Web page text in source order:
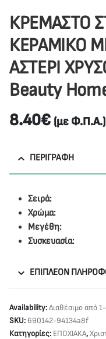
ΚΡΕΜΑΣΤΟ
ΚΕΡΑΜΙΚΟ
ΑΣΤΕΡΙ
Beauty
8.40€ (με Φ.Π.Α.)
ΠΕΡΙΓΡΑΦΉ
Σειρά:
Χρώμα:
Μεγέθη:
Συσκευασία:
ΕΠΙΠΛΈΟΝ
Availability:Διαθέσιμο από
SKU: 690142-94134a8f
Κατηγορίες: ΕΠΟΧΙΑΚΑ,